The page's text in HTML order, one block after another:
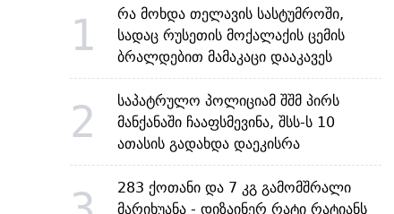
1
რა მოხდა თელავის სასტუმროში,
სადაც რუსეთის მოქალაქის ცემის
ბრალდებით მამაკაცი დააკავეს
2
საპატრულო პოლიციამ შშმ პირს
მანქანაში ჩააფსმევინა, შსს-ს 10
ათასის გადახდა დაეკისრა
283 ქოთანი და 7 კგ გამომშრალი
მარიხუანა - დიზაინერ რატი რატიანს